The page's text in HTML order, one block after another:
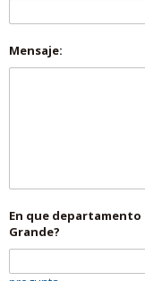
Mensaje:
En que
Grande?